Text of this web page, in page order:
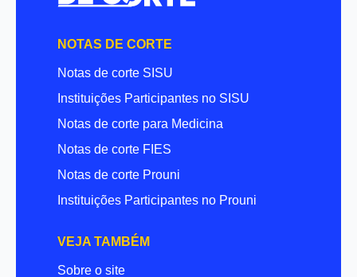
NOTAS DE CORTE
Notas de corte SISU
Instituições Participantes no SISU
Notas de corte para Medicina
Notas de corte FIES
Notas de corte Prouni
Instituições Participantes no Prouni
VEJA TAMBÉM
Sobre o site